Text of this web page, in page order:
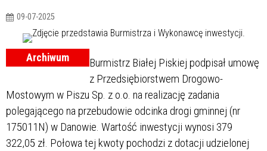
09-07-2025
Archiwum
Burmistrz Białej Piskiej podpisał umowę
z Przedsiębiorstwem Drogowo-
Mostowym w Piszu Sp. z o.o. na realizację zadania
polegającego na przebudowie odcinka drogi gminnej (nr
175011N) w Danowie. Wartość inwestycji wynosi 379
322,05 zł. Połowa tej kwoty pochodzi z dotacji udzielonej